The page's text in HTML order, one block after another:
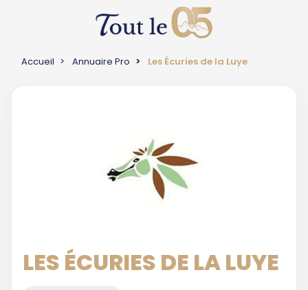
Accueil Annuaire Pro Les Écuries de la Luye
LES ÉCURIES DE LA LUYE